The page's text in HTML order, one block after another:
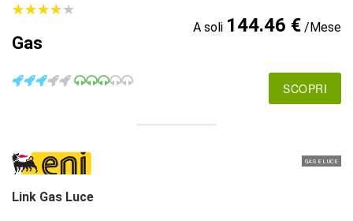
★★★★★
★★★★★
Gas
A soli 144.46 €/Mese
SCOPRI
GAS E LUCE
Link Gas Luce